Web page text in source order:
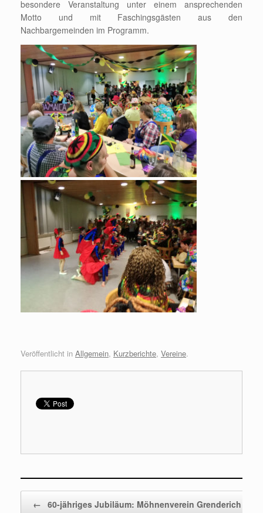
besondere Veranstaltung unter einem ansprechenden
Motto und mit Faschingsgästen aus den
Nachbargemeinden im Programm.
Veröffentlicht in Allgemein, Kurzberichte, Vereine.
← 60-jähriges Jubiläum: Möhnenverein Grenderich